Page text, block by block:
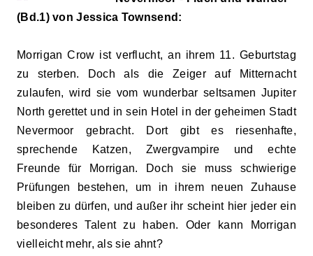
(Bd.1) von Jessica Townsend:
Morrigan Crow ist verflucht, an ihrem 11. Geburtstag
zu sterben. Doch als die Zeiger auf Mitternacht
zulaufen, wird sie vom wunderbar seltsamen Jupiter
North gerettet und in sein Hotel in der geheimen Stadt
Nevermoor gebracht. Dort gibt es riesenhafte,
sprechende Katzen, Zwergvampire und echte
Freunde für Morrigan. Doch sie muss schwierige
Prüfungen bestehen, um in ihrem neuen Zuhause
bleiben zu dürfen, und außer ihr scheint hier jeder ein
besonderes Talent zu haben. Oder kann Morrigan
vielleicht mehr, als sie ahnt?